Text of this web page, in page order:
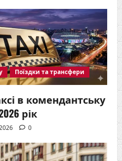
Поїздки та трансфери
в комендантську
рік
0